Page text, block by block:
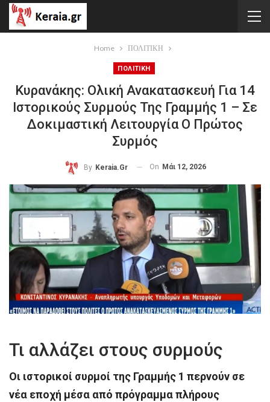
Home ΠΟΛΙΤΙΚΗ
ΠΟΛΙΤΙΚΗ
Κυρανάκης: Ολική Ανακατασκευή Για 14
Ιστορικούς Συρμούς Της Γραμμής 1 – Σε
Δοκιμαστική Λειτουργία Ο Πρώτος
Συρμός
By Keraia.gr On Μάι 12, 2026
Τι αλλάζει στους συρμούς
Οι ιστορικοί συρμοί της Γραμμής 1 περνούν σε
νέα εποχή μέσα από πρόγραμμα πλήρους